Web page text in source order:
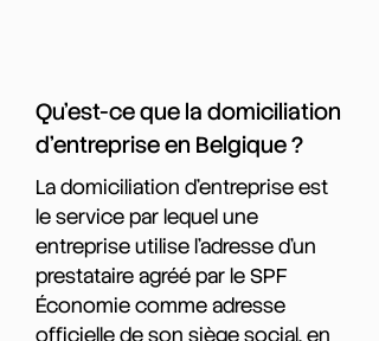
Qu'est-ce que la domiciliation
d'entreprise en Belgique ?
La domiciliation d'entreprise est
le service par lequel une
entreprise utilise l'adresse d'un
prestataire agréé par le SPF
Économie comme adresse
officielle de son siège social, en